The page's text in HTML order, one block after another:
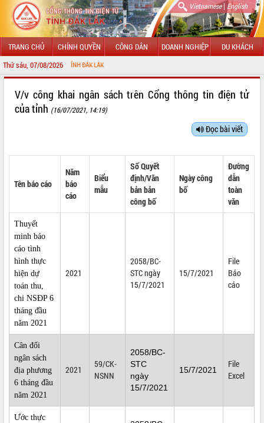
Vietnamese| English
TRANG CHỦ CHÍNH QUYỀN CÔNG DÂN DOANH NGHIỆP DU KHÁCH
Thứ sáu, 07/08/2026
TIN ĐIỆN TỬ TỈNH ĐẮK LẮK
LÃNH ĐẠO UBND TỈNH
UBND CÁC XÃ, PHƯỜNG
HỆ THỐNG VĂN BẢN
VĂN BẢN HĐND TỈNH
ĐIỂM TIN VĂN BẢN
V/v công khai ngân sách trên Cổng thông tin điện tử
của tỉnh (16/07/2021, 14:19)
Đọc bài viết
Tên báo cáo
Năm
báo
cáo
Biểu
mẫu
Số Quyết
định/Văn
bản bản
công bố
Ngày công
bố
Đường
dẫn
toàn
văn
Thuyết
minh báo
cáo tình
hình thực
hiện dự
toán thu,
chi NSĐP 6
tháng đầu
năm 2021
2021
2058/BC-
STC ngày
15/7/2021
15/7/2021
File
Báo
cáo
Cân đối
ngân sách
địa phương
6 tháng đầu
năm 2021
2021
59/CK-
NSNN
2058/BC-
STC
ngày
15/7/2021
15/7/2021
File
Excel
Ước thực